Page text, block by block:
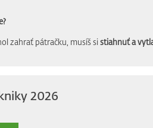
zahrať pátračku, musíš sistiahnuť a
2026